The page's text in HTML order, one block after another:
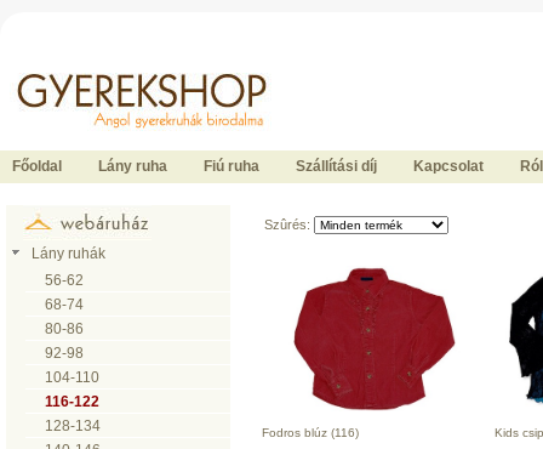
Főoldal Lány ruha Fiú ruha Szállítási díj Kapcsolat
Lány ruhák
56-62
68-74
80-86
92-98
104-110
116-122
128-134
Szûrés:
Fodros blúz (116)
Kids